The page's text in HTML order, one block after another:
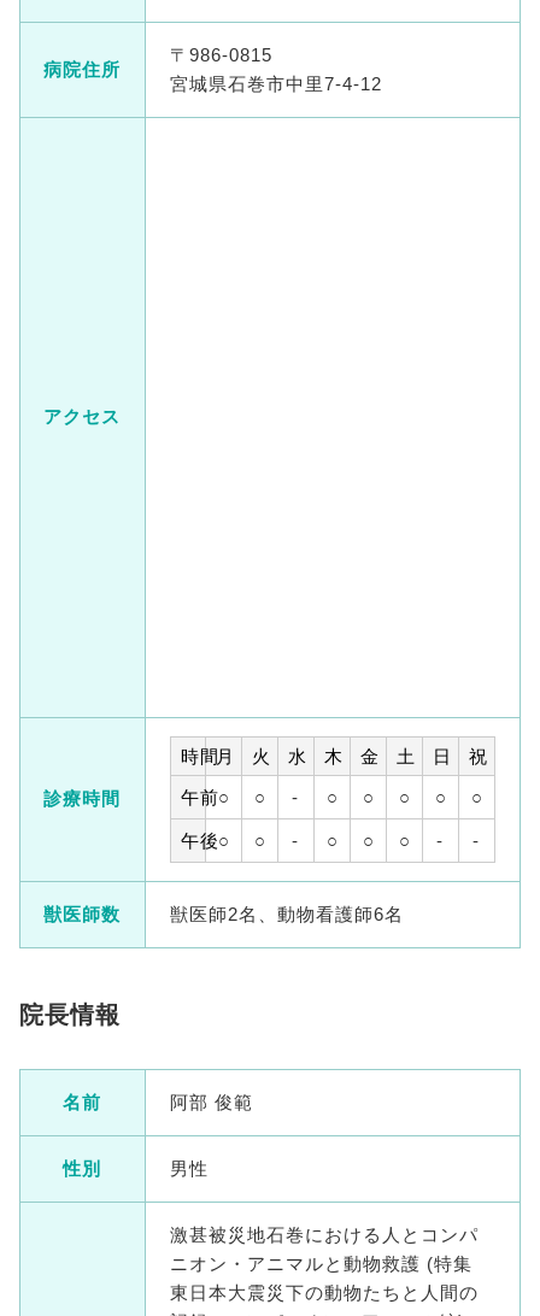
病院住所
〒986-0815
宮城県石巻市中里7-4-12
アクセス
診療時間
時間月 火 水 木 金 土 日
祝
午前○ ○ - ○ ○ ○ ○ ○
午後○ ○ - ○ ○ ○ - -
獣医師数 獣医師2名、動物看護師6名
院長情報
名前 阿部 俊範
性別 男性
激甚被災地石巻における人とコンパ
ニオン・アニマルと動物救護 (特集
東日本大震災下の動物たちと人間の